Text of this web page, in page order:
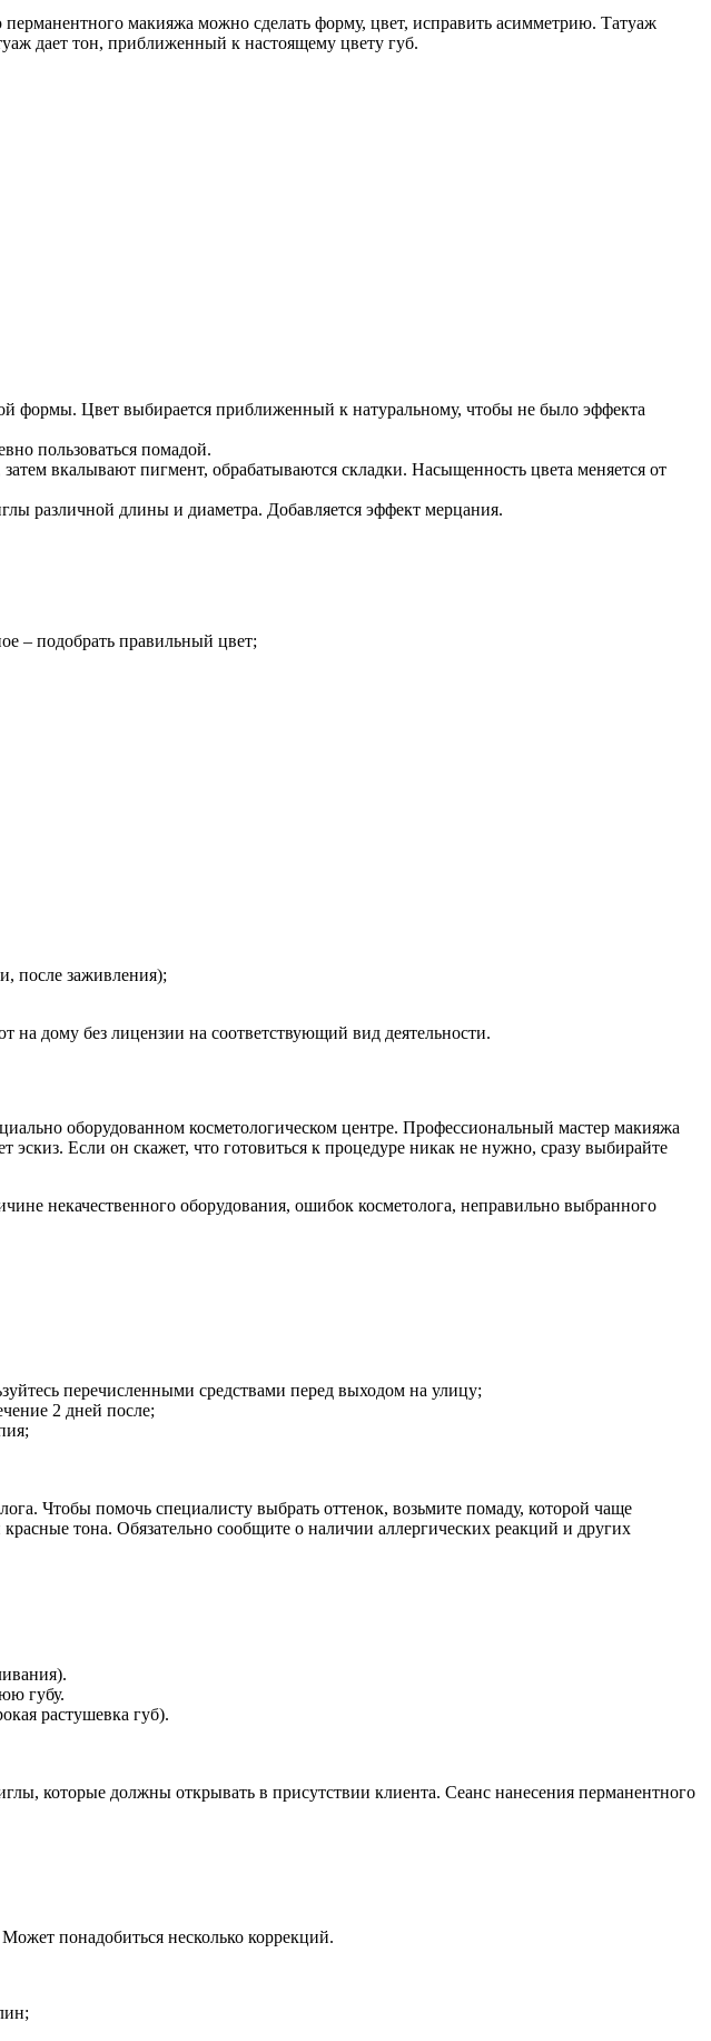
макияжа можно сделать форму, цвет, исправить асимметрию. Татуаж
дает тон, приближенный к настоящему цвету губ.
формы. Цвет выбирается приближенный к натуральному, чтобы не было эффекта
пользоваться помадой.
вкалывают пигмент, обрабатываются складки. Насыщенность цвета меняется от
различной длины и диаметра. Добавляется эффект мерцания.
– подобрать правильный цвет;
после заживления);
дому без лицензии на соответствующий вид деятельности.
оборудованном косметологическом центре. Профессиональный мастер макияжа
Если он скажет, что готовиться к процедуре никак не нужно, сразу выбирайте
некачественного оборудования, ошибок косметолога, неправильно выбранного
перечисленными средствами перед выходом на улицу;
2 дней после;
Чтобы помочь специалисту выбрать оттенок, возьмите помаду, которой чаще
тона. Обязательно сообщите о наличии аллергических реакций и других
губу.
растушевка губ).
которые должны открывать в присутствии клиента. Сеанс нанесения перманентного
понадобиться несколько коррекций.